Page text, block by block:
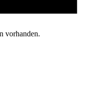
vorhanden.